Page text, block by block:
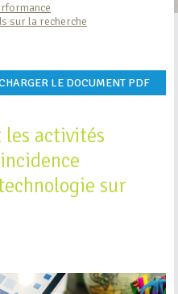
sur la recherche
LE DOCUMENT PDF
les activités
sur